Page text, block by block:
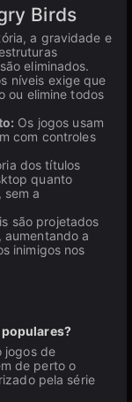
Birds
a gravidade e
eliminados.
níveis exige que
ou elimine todos
Os jogos usam
com controles
dos títulos
quanto
a
são projetados
aumentando a
inimigos nos
jogos de
de perto o
pela série